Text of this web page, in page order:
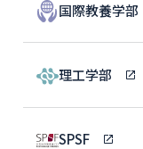
国際教養学部
理工学部
SPSF